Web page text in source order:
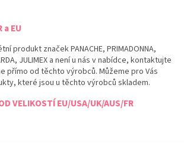
EU
produkt značek PANACHE, PRIMADONNA,
JULIMEX a není u nás v nabídce, kontaktujte
přímo od těchto výrobců. Můžeme pro Vás
které jsou u těchto výrobců skladem.
VELIKOSTÍ EU/USA/UK/AUS/FR